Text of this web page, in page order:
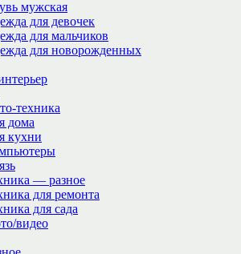
мужская
для девочек
для мальчиков
для новорожденных
техника
дома
кухни
— разное
для ремонта
для сада
видео